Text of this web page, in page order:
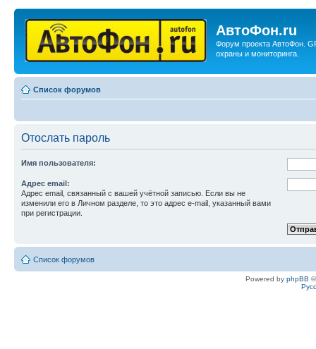
АвтоФон.ru
Форум проекта АвтоФон.
охраны и мониторинга.
Список форумов
Отослать пароль
Имя пользователя:
Адрес email:
Адрес email, связанный с вашей учётной записью. Если вы не
изменили его в Личном разделе, то это адрес e-mail, указанный вами
при регистрации.
Список форумов
Powered by phpBB